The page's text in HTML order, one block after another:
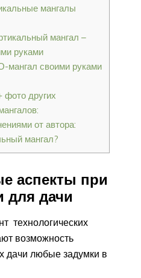
мангалы
мангал –
руками
мангал своими руками
фото других
от автора:
мангал?
аспекты при
для дачи
технологических
возможность
дачи любые задумки в